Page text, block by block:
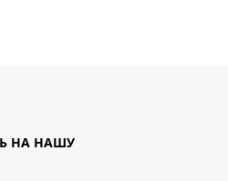
НА НАШУ